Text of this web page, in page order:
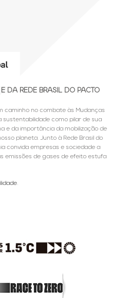
DA REDE BRASIL DO PACTO
caminho no combate às Mudanças
sustentabilidade como pilar de sua
e da importância da mobilização de
planeta. Junto à Rede Brasil do
convida empresas e sociedade a
emissões de gases de efeito estufa